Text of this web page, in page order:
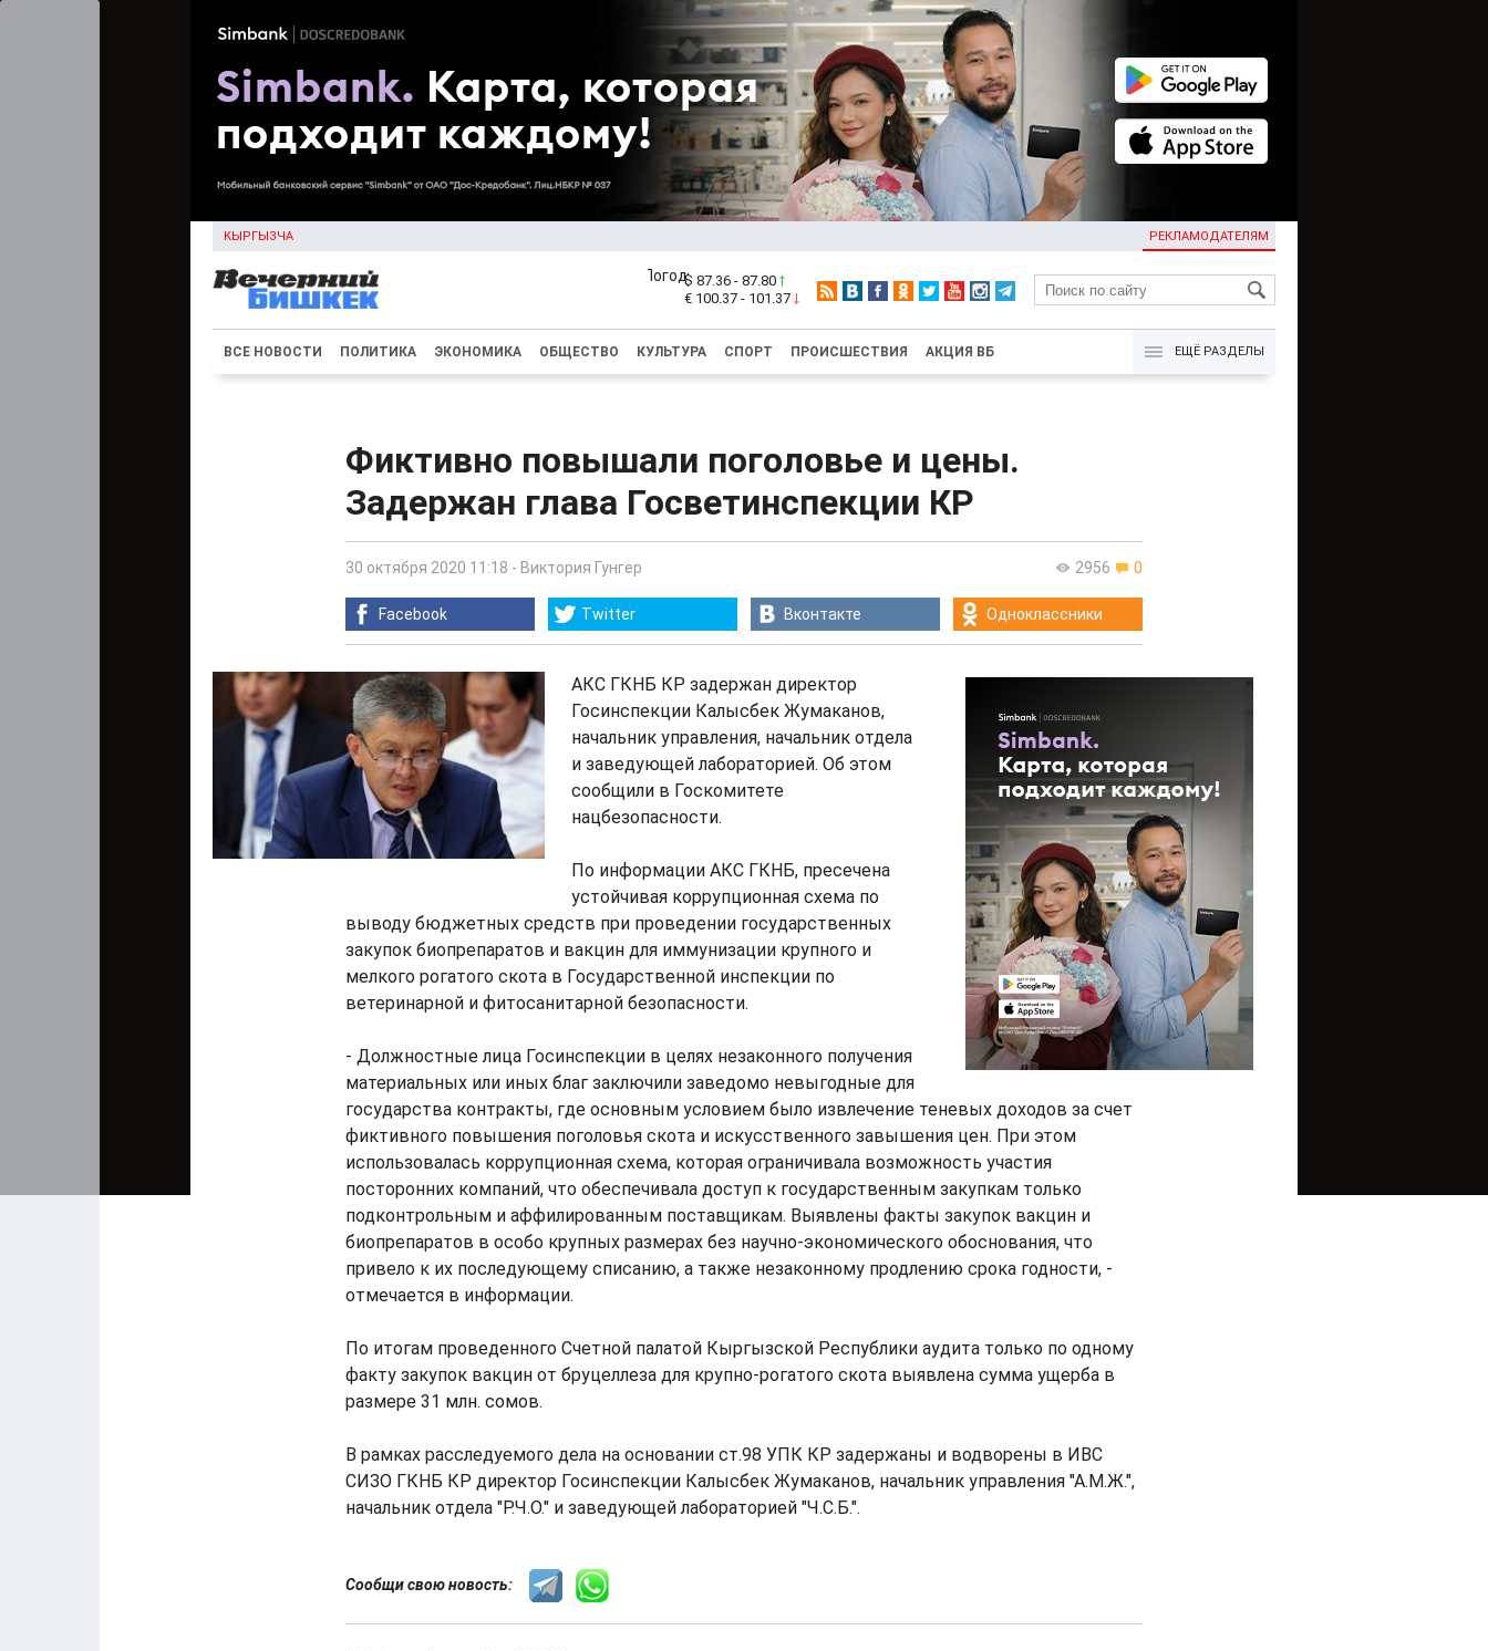
КЫРГЫЗЧА РЕКЛАМОДАТЕЛЯМ
KG
$ 87.36 - 87.80
€ 100.37 - 101.37
ВСЕ НОВОСТИ ПОЛИТИКА ЭКОНОМИКА ОБЩЕСТВО КУЛЬТУРА СПОРТ ПРОИСШЕСТВИЯ АКЦИЯ ВБ ЕЩЁ РАЗДЕЛЫ
Фиктивно повышали поголовье и цены.
Задержан глава Госветинспекции КР
2956 0
30 октября 2020 11:18 - Виктория Гунгер
Facebook Twitter Вконтакте Одноклассники
АКС ГКНБ КР задержан директор
Госинспекции Калысбек Жумаканов,
начальник управления, начальник отдела
и заведующей лабораторией. Об этом
сообщили в Госкомитете
нацбезопасности.
По информации АКС ГКНБ, пресечена
устойчивая коррупционная схема по
выводу бюджетных средств при проведении государственных
закупок биопрепаратов и вакцин для иммунизации крупного и
мелкого рогатого скота в Государственной инспекции по
ветеринарной и фитосанитарной безопасности.
- Должностные лица Госинспекции в целях незаконного получения
материальных или иных благ заключили заведомо невыгодные для
государства контракты, где основным условием было извлечение теневых доходов за счет
фиктивного повышения поголовья скота и искусственного завышения цен. При этом
использовалась коррупционная схема, которая ограничивала возможность участия
посторонних компаний, что обеспечивала доступ к государственным закупкам только
подконтрольным и аффилированным поставщикам. Выявлены факты закупок вакцин и
биопрепаратов в особо крупных размерах без научно-экономического обоснования, что
привело к их последующему списанию, а также незаконному продлению срока годности, -
отмечается в информации.
По итогам проведенного Счетной палатой Кыргызской Республики аудита только по одному
факту закупок вакцин от бруцеллеза для крупно-рогатого скота выявлена сумма ущерба в
размере 31 млн. сомов.
В рамках расследуемого дела на основании ст.98 УПК КР задержаны и водворены в ИВС
СИЗО ГКНБ КР директор Госинспекции Калысбек Жумаканов, начальник управления "А.М.Ж.",
начальник отдела "Р.Ч.О." и заведующей лабораторией "Ч.С.Б.".
Сообщи свою новость: